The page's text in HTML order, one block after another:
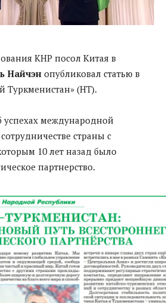
КНР посол Китая в
Найчэн опубликовал статью в
Туркменистан» (НТ).
успехах международной
страны с
10 лет назад было
партнерство.